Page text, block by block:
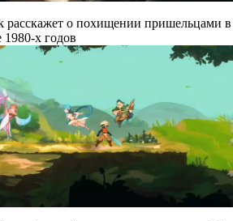
расскажет о похищении пришельцами в
1980-х годов